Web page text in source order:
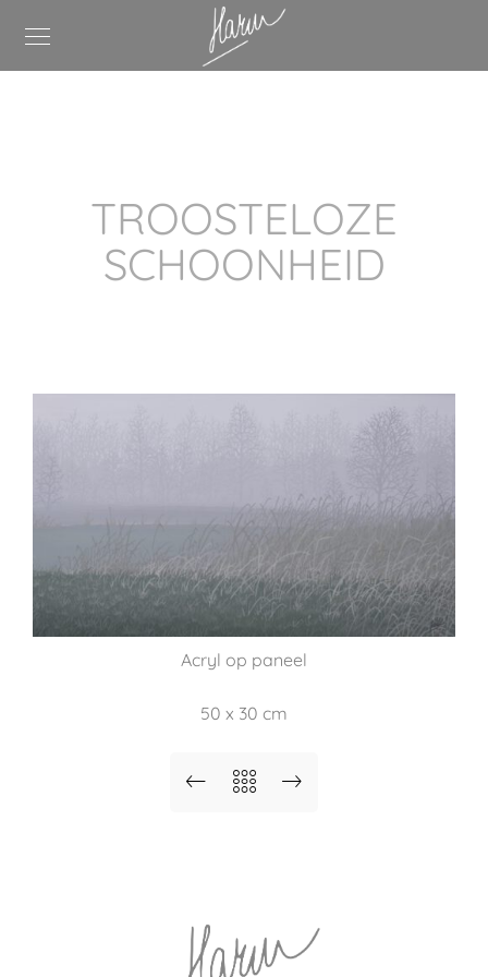
TROOSTELOZE
SCHOONHEID
Acryl op paneel
50 x 30 cm